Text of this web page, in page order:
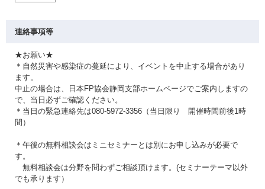
連絡事項等
★お願い★
＊自然災害や感染症の蔓延により、イベントを中止する場合があり
ます。
中止の場合は、日本FP協会静岡支部ホームページでご案内しますの
で、当日必ずご確認ください。
＊当日の緊急連絡先は080-5972-3356（当日限り 開催時間前後1時
間）
＊午後の無料相談会はミニセミナーとは別にお申し込みが必要で
す。
無料相談会は分野を問わずご相談頂けます。(セミナーテーマ以外
でも承ります）